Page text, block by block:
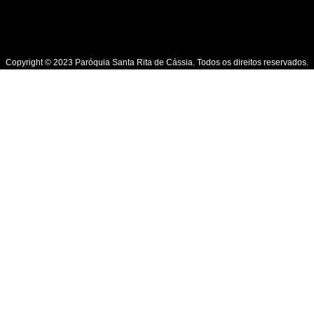
Copyright © 2023 Paróquia Santa Rita de Cássia. Todos os direitos reservados.